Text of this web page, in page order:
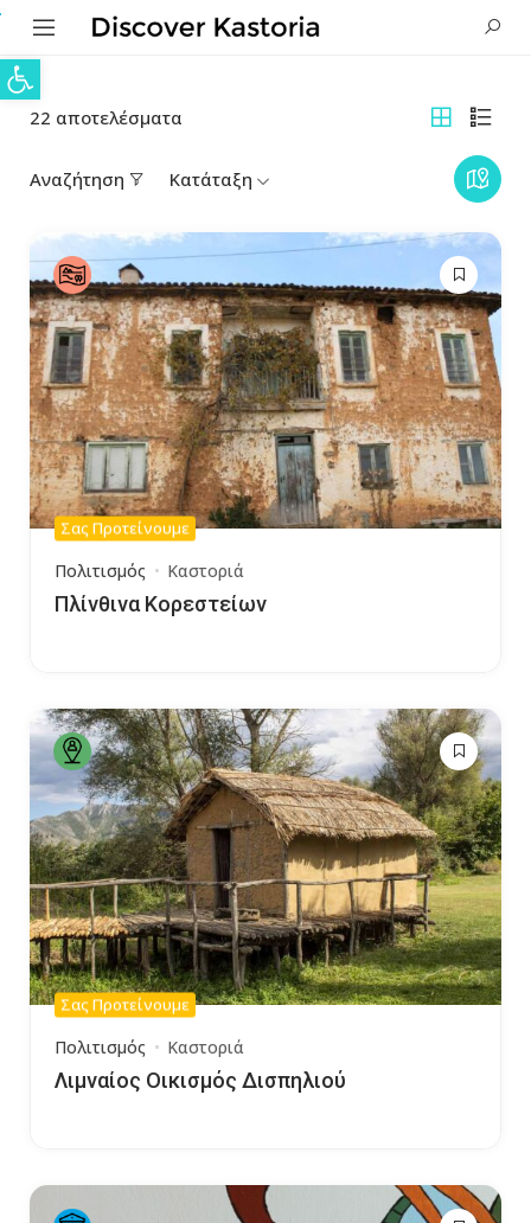
Ανοίξτε τη γραμμή εργαλείων
22 αποτελέσματα
Αναζήτηση Κατάταξη
Σας Προτείνουμε
Πολιτισμός Καστοριά
Πλίνθινα Κορεστείων
Σας Προτείνουμε
Πολιτισμός Καστοριά
Λιμναίος Οικισμός Δισπηλιού